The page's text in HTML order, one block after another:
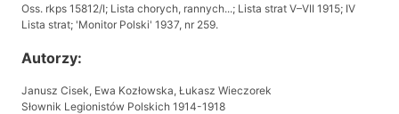
Oss. rkps 15812/I; Lista chorych, rannych...; Lista strat V–VII 1915; IV
Lista strat; 'Monitor Polski' 1937, nr 259.
Autorzy:
Janusz Cisek, Ewa Kozłowska, Łukasz Wieczorek
Słownik Legionistów Polskich 1914-1918